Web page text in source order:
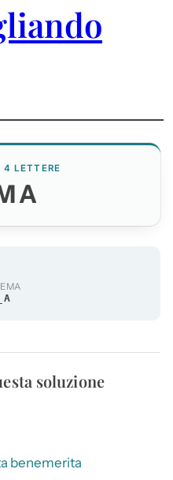
4 LETTERE
soluzione
benemerita